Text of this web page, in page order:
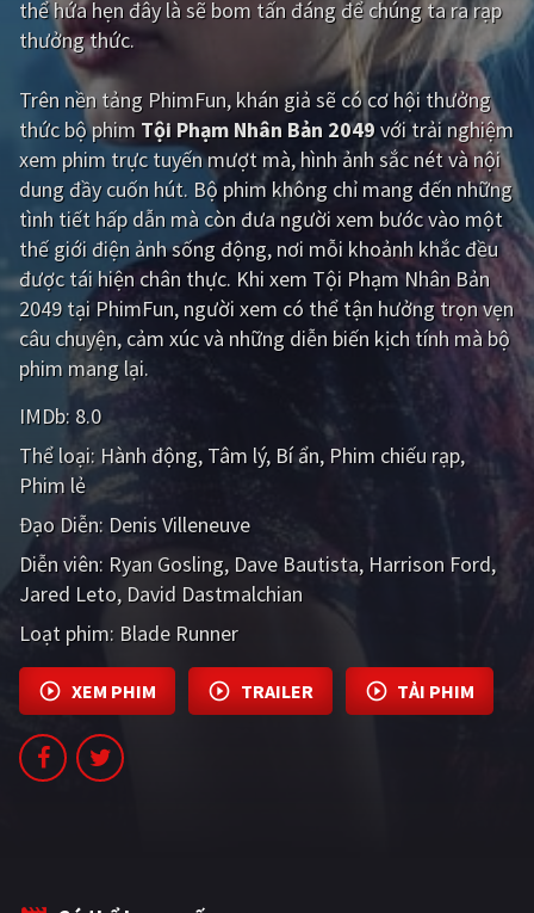
Giật gân Gia đình
Bí ẩn Lịch sử
Viễn Tây Tiểu sử
GameShow DramaTV
QUỐC GIA
Âu - Mỹ Trung Quốc - Hồng Kông
Hàn Quốc Nhật Bản
Ấn Độ
Tổng hợp
CẬP NHẬT
PHIM MỚI
PHIM BỘ
PHIM LẺ
PHIM CHIẾU RẠP
TUYỂN TẬP PHIM
thể hứa hẹn đây là sẽ bom tấn đáng để chúng ta ra rạp
thưởng thức.
Trên nền tảng PhimFun, khán giả sẽ có cơ hội thưởng
thức bộ phim Tội Phạm Nhân Bản 2049với trải nghiệm
xem phim trực tuyến mượt mà, hình ảnh sắc nét và nội
dung đầy cuốn hút. Bộ phim không chỉ mang đến những
tình tiết hấp dẫn mà còn đưa người xem bước vào một
thế giới điện ảnh sống động, nơi mỗi khoảnh khắc đều
được tái hiện chân thực. Khi xem Tội Phạm Nhân Bản
2049 tại PhimFun, người xem có thể tận hưởng trọn vẹn
câu chuyện, cảm xúc và những diễn biến kịch tính mà bộ
phim mang lại.
IMDb: 8.0
Thể loại: Hành động Tâm lý Bí ẩn Phim chiếu rạp
Phim lẻ
Đạo Diễn: Denis Villeneuve
Diễn viên: Ryan Gosling Dave Bautista Harrison Ford
Jared Leto David Dastmalchian
Loạt phim: Blade Runner
XEM PHIM TRAILER TẢI PHIM